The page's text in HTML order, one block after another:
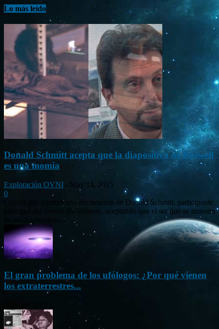
Lo más leído
Donald Schmitt acepta que la diapositiva de Roswell
es una momia
Exploración OVNI - May 14, 2015
0
Circula por internet una declaración de Donald Schmitt, participante
principal del evento Be Witness, aceptando que el ser que se muestra
en las diapositivas...
El gran problema de los ufólogos: ¿Por qué vienen
los extraterrestres...